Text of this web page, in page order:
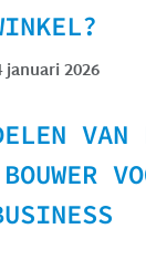
januari 2026
VAN